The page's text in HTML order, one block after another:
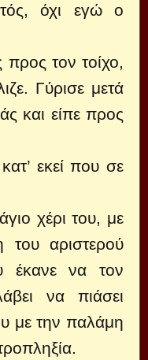
όχι εγώ ο
τον τοίχο,
Γύρισε μετά
και είπε προς
εκεί που σε
χέρι του, με
του αριστερού
έκανε να τον
να πιάσει
με την παλάμη